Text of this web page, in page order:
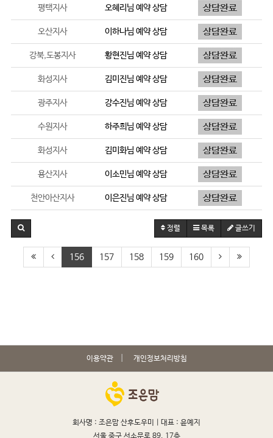
평택지사 오혜리 님 예약 상담
오산지사 이하나님 예약 상담
강북,도봉지사 황현진님 예약 상담
화성지사 김미진님 예약 상담
광주지사 강수진님 예약 상담
수원지사 하주희님 예약 상담
화성지사 김미화님 예약 상담
용산지사 이소민님 예약 상담
천안아산지사 이은진님 예약 상담
정렬 목록 글쓰기
156 157 158 159 160
이용약관 개인정보처리방침
회사명 : 조은맘 산후도우미 | 대표 : 윤예지
서울 중구 서소문로 89, 17층